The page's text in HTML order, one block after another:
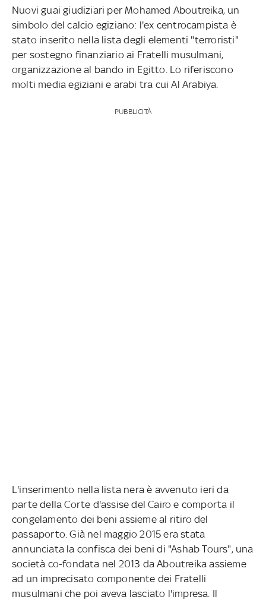
Nuovi guai giudiziari per Mohamed Aboutreika, un
simbolo del calcio egiziano: l'ex centrocampista è
stato inserito nella lista degli elementi "terroristi"
per sostegno finanziario ai Fratelli musulmani,
organizzazione al bando in Egitto. Lo riferiscono
molti media egiziani e arabi tra cui Al Arabiya.
PUBBLICITÀ
L'inserimento nella lista nera è avvenuto ieri da
parte della Corte d'assise del Cairo e comporta il
congelamento dei beni assieme al ritiro del
passaporto. Già nel maggio 2015 era stata
annunciata la confisca dei beni di "Ashab Tours", una
società co-fondata nel 2013 da Aboutreika assieme
ad un imprecisato componente dei Fratelli
musulmani che poi aveva lasciato l'impresa. Il